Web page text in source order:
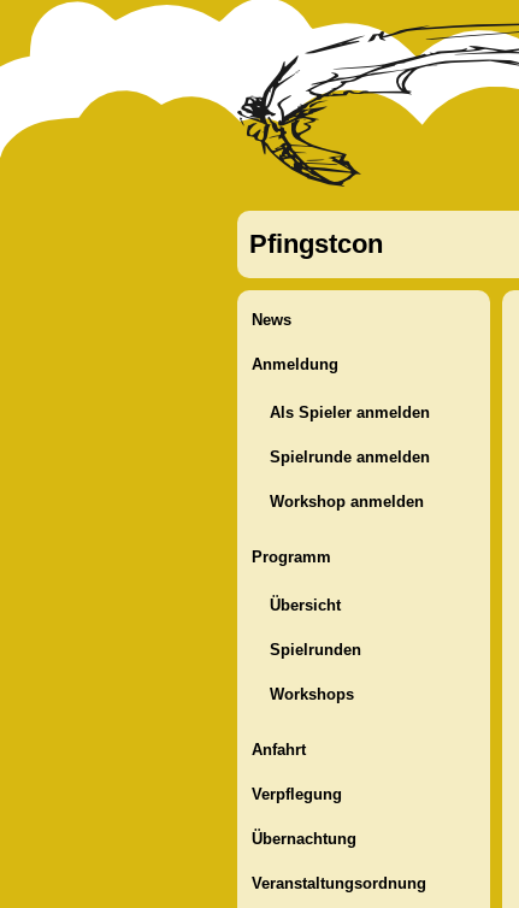
Pfingstcon
News
Anmeldung
Als Spieler anmelden
Spielrunde anmelden
Workshop anmelden
Programm
Übersicht
Spielrunden
Workshops
Anfahrt
Verpflegung
Übernachtung
Veranstaltungsordnung